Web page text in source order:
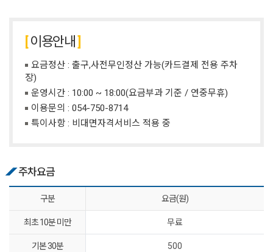
이용안내
요금정산 : 출구,사전무인정산 가능(카드결제 전용 주차
장)
운영시간 : 10:00 ~ 18:00(요금부과 기준 / 연중무휴)
이용문의 : 054-750-8714
특이사항 : 비대면자격서비스 적용 중
주차요금
구분 요금(원)
최초 10분 미만 무료
기본 30분 500